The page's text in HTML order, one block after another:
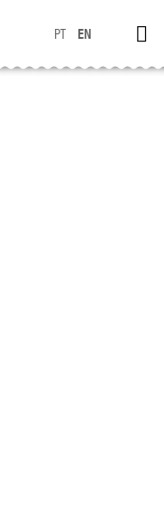
PT EN